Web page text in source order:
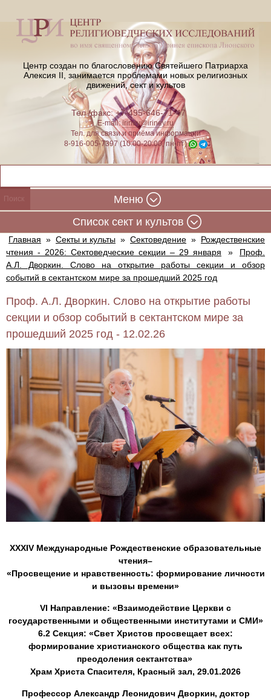
Центр создан по благословению Святейшего Патриарха
Алексия II, занимается проблемами новых религиозных
движений, сект и культов
Тел./факс: +7-495-646-71-47
E-mail:iriney@iriney.ru
Тел. для связи и приёма информации
8-916-005-7397 (10:00-20:00, пн-пт)
Меню
Cписок сект и культов
Главная » Секты и культы » Сектоведение » Рождественские
чтения - 2026: Cектоведческие секции – 29 января
»
Проф.
А.Л. Дворкин. Слово на открытие работы секции и обзор
событий в сектантском мире за прошедший 2025 год
Проф. А.Л. Дворкин. Слово на открытие работы
секции и обзор событий в сектантском мире за
прошедший 2025 год - 12.02.26
ХХXIV Международные Рождественские образовательные
чтения–
«Просвещение и нравственность: формирование личности
и вызовы времени»
VI Направление: «Взаимодействие Церкви с
государственными и общественными институтами и СМИ»
6.2 Секция: «Свет Христов просвещает всех:
формирование христианского общества как путь
преодоления сектантства»
Храм Христа Спасителя, Красный зал, 29.01.2026
Профессор Александр Леонидович Дворкин, доктор